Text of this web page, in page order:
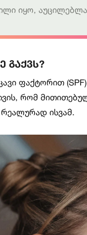
იყო,
გაქვს?
ფაქტორით
რომ
ისვამ.